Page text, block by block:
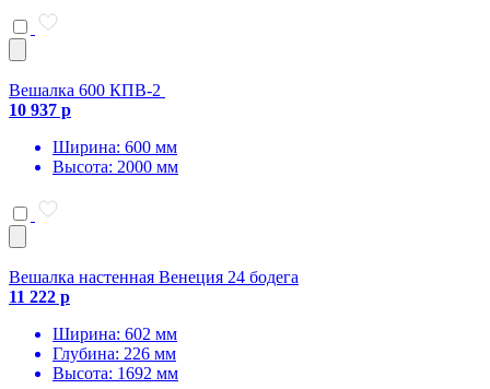
Вешалка 600 КПВ-2
10 937 р
Ширина: 600 мм
Высота: 2000 мм
Вешалка настенная Венеция 24 бодега
11 222 р
Ширина: 602 мм
Глубина: 226 мм
Высота: 1692 мм